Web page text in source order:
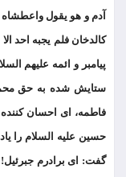
آدم و هو یقول
کالدخان فلم یجبه احد
پیامبر و ائمه علیهم
ستایش شده به حق
فاطمه، ای احسان
حسین علیه السلام را
گفت: ای برادرم